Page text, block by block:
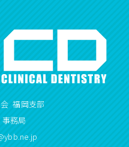
福岡支部
務局